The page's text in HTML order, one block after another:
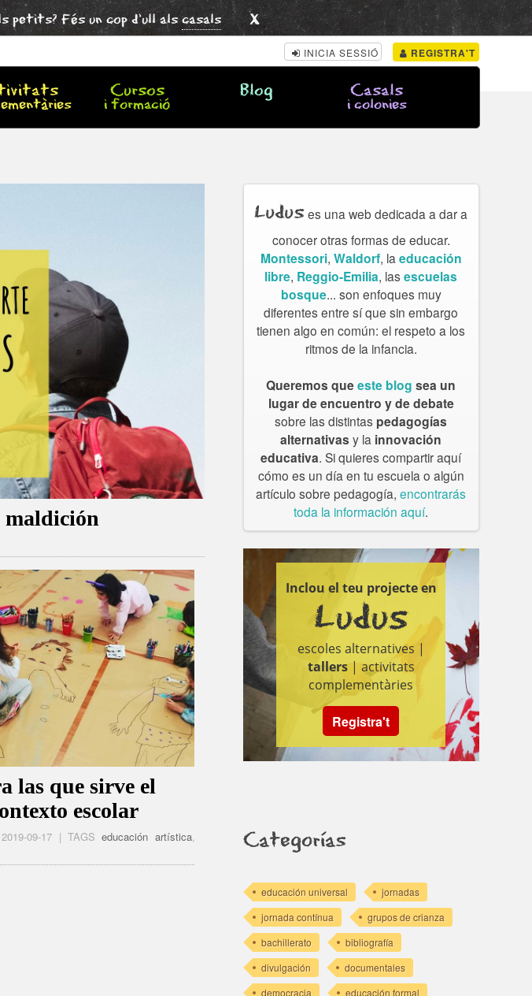
petits? Fés un cop d'ull alscasals x
INICIA SESSIÓ REGISTRA'T
Cursos
i formació
Blog Casals
i colonies
maldición
las que sirve el
escolar
09-17 | TAGSeducación artística,
Luduses una web dedicada a dar a
conocer otras formas de educar.
Montessori, Waldorf, la educación
libre, Reggio-Emilia, lasescuelas
bosque... son enfoques muy
diferentes entre sí que sin embargo
tienen algo en común: el respeto a los
ritmos de la infancia.
Queremos queeste blog sea un
lugar de encuentro y de debate
sobre las distintas pedagogías
alternativas y la innovación
educativa. Si quieres compartir aquí
cómo es un día en tu escuela o algún
artículo sobre pedagogía,encontrarás
toda la información aquí.
Inclou el teu projecte en
Ludus
escoles alternatives |
tallers| activitats
complementàries
Registra't
Categorías
educación universal
jornadas
jornada contínua
grupos de crianza
bachillerato
bibliografía
divulgación
documentales
democracia
educación formal